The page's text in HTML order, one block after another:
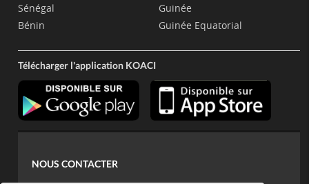
Sénégal
Bénin
Guinée
Guinée Equatorial
Télécharger l'application KOACI
NOUS CONTACTER